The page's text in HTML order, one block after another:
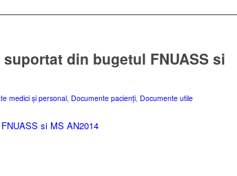
din bugetul FNUASS si
medici și personal, Documente pacienți, Documente utile
si MS AN2014